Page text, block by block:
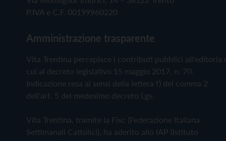
P.IVA e C.F. 00199960220
Amministrazione trasparente
Vita Trentina percepisce i contributi pubblici all'editoria
cui al decreto legislativo 15 maggio 2017, n. 70.
Indicazione resa ai sensi della lettera f) del comma 2
dell'art. 5 del medesimo decreto Lgs.
Vita Trentina, tramite la Fisc (Federazione Italiana
Settimanali Cattolici), ha aderito allo IAP (Istituto